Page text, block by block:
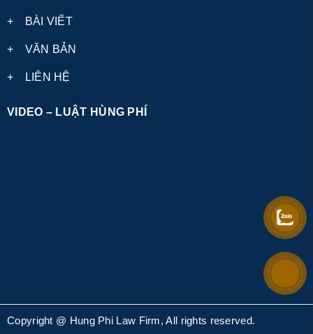
+ BÀI VIẾT
+ VĂN BẢN
+ LIÊN HỆ
VIDEO – LUẬT HÙNG PHÍ
Copyright @ Hung Phi Law Firm, All rights reserved.